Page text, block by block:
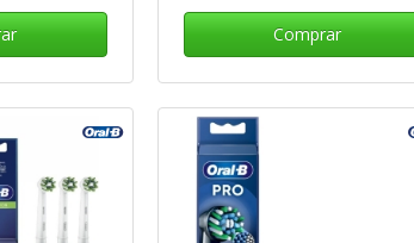
Comprar